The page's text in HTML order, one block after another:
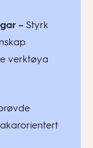
– Styrk
verktøya